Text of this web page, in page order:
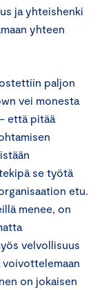
ja yhteishenki
yhteen
paljon
vei monesta
että pitää
se työtä
etu.
menee, on
velvollisuus
voivottelemaan
on jokaisen